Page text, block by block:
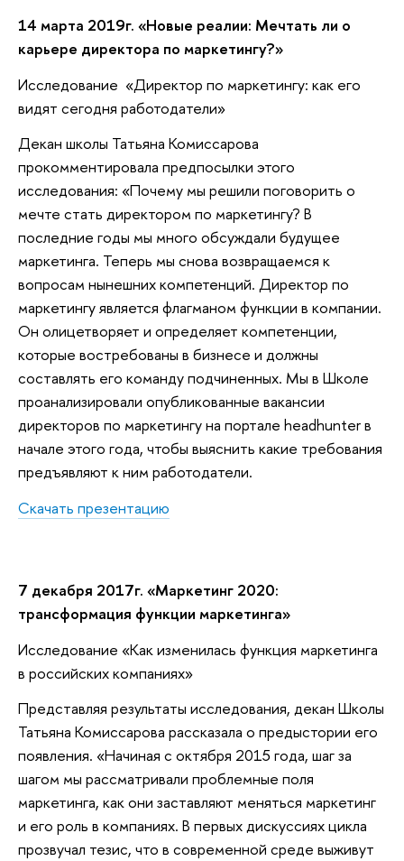
14 марта 2019г. «Новые реалии: Мечтать ли о
карьере директора по маркетингу?»
Исследование «Директор по маркетингу: как его
видят сегодня работодатели»
Декан школы Татьяна Комиссарова
прокомментировала предпосылки этого
исследования: «Почему мы решили поговорить о
мечте стать директором по маркетингу? В
последние годы мы много обсуждали будущее
маркетинга. Теперь мы снова возвращаемся к
вопросам нынешних компетенций. Директор по
маркетингу является флагманом функции в компании.
Он олицетворяет и определяет компетенции,
которые востребованы в бизнесе и должны
составлять его команду подчиненных. Мы в Школе
проанализировали опубликованные вакансии
директоров по маркетингу на портале headhunter в
начале этого года, чтобы выяснить какие требования
предъявляют к ним работодатели.
Скачать презентацию
7 декабря 2017г. «Маркетинг 2020:
трансформация функции маркетинга»
Исследование «Как изменилась функция маркетинга
в российских компаниях»
Представляя результаты исследования, декан Школы
Татьяна Комиссарова рассказала о предыстории его
появления. «Начиная с октября 2015 года, шаг за
шагом мы рассматривали проблемные поля
маркетинга, как они заставляют меняться маркетинг
и его роль в компаниях. В первых дискуссиях цикла
прозвучал тезис, что в современной среде выживут